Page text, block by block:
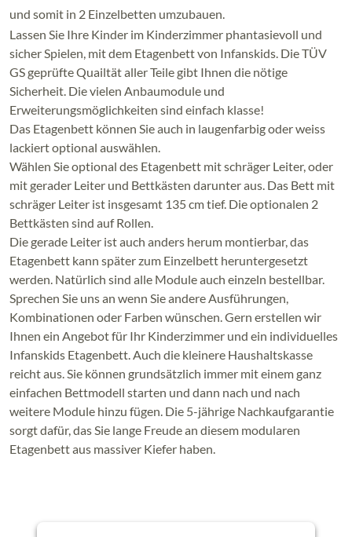
und somit in 2 Einzelbetten umzubauen.
Lassen Sie Ihre Kinder im Kinderzimmer phantasievoll und
sicher Spielen, mit dem Etagenbett von Infanskids. Die TÜV
GS geprüfte Quailtät aller Teile gibt Ihnen die nötige
Sicherheit. Die vielen Anbaumodule und
Erweiterungsmöglichkeiten sind einfach klasse!
Das Etagenbett können Sie auch in laugenfarbig oder weiss
lackiert optional auswählen.
Wählen Sie optional des Etagenbett mit schräger Leiter, oder
mit gerader Leiter und Bettkästen darunter aus. Das Bett mit
schräger Leiter ist insgesamt 135 cm tief. Die optionalen 2
Bettkästen sind auf Rollen.
Die gerade Leiter ist auch anders herum montierbar, das
Etagenbett kann später zum Einzelbett heruntergesetzt
werden. Natürlich sind alle Module auch einzeln bestellbar.
Sprechen Sie uns an wenn Sie andere Ausführungen,
Kombinationen oder Farben wünschen. Gern erstellen wir
Ihnen ein Angebot für Ihr Kinderzimmer und ein individuelles
Infanskids Etagenbett. Auch die kleinere Haushaltskasse
reicht aus. Sie können grundsätzlich immer mit einem ganz
einfachen Bettmodell starten und dann nach und nach
weitere Module hinzu fügen. Die 5-jährige Nachkaufgarantie
sorgt dafür, das Sie lange Freude an diesem modularen
Etagenbett aus massiver Kiefer haben.